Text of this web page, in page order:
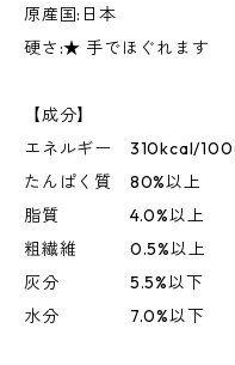
原産国:日本
硬さ:★ 手でほぐれます
【成分】
エネルギー 310kcal/
たんぱく質 80%以上
脂質 4.0%以上
粗繊維 0.5%以上
灰分 5.5%以下
水分 7.0%以下